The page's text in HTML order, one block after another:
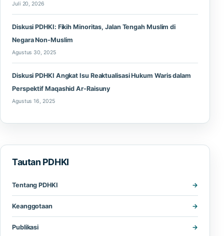
Juli 20, 2026
Diskusi PDHKI: Fikih Minoritas, Jalan Tengah Muslim di
Negara Non-Muslim
Agustus 30, 2025
Diskusi PDHKI Angkat Isu Reaktualisasi Hukum Waris dalam
Perspektif Maqashid Ar-Raisuny
Agustus 16, 2025
Tautan PDHKI
Tentang PDHKI
Keanggotaan
Publikasi